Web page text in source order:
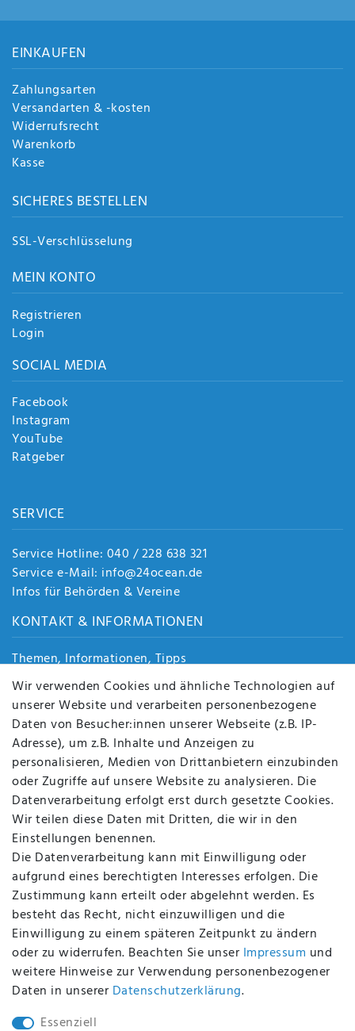
EINKAUFEN
Zahlungsarten
Versandarten & -kosten
Widerrufsrecht
Warenkorb
Kasse
SICHERES BESTELLEN
SSL-Verschlüsselung
MEIN KONTO
Registrieren
Login
SOCIAL MEDIA
Facebook
Instagram
YouTube
Ratgeber
SERVICE
Service Hotline: 040 / 228 638 321
Service e-Mail: info@24ocean.de
Infos für Behörden & Vereine
KONTAKT & INFORMATIONEN
Themen, Informationen, Tipps
Jobs
Über uns
Kontakt
Datenschutz
AGB
FAQ
Batterieentsorgung
Altölverordnung
Impressum
BEQUEM UND SICHER BEZAHLEN MIT
BEI UNS SIND SIE SICHER!
Wir verwenden Cookies und ähnliche Technologien auf
unserer Website und verarbeiten personenbezogene
Daten von Besucher:innen unserer Webseite (z.B. IP-
Adresse), um z.B. Inhalte und Anzeigen zu
personalisieren, Medien von Drittanbietern einzubinden
oder Zugriffe auf unsere Website zu analysieren. Die
Datenverarbeitung erfolgt erst durch gesetzte Cookies.
Wir teilen diese Daten mit Dritten, die wir in den
Einstellungen benennen.
Die Datenverarbeitung kann mit Einwilligung oder
aufgrund eines berechtigten Interesses erfolgen. Die
Zustimmung kann erteilt oder abgelehnt werden. Es
besteht das Recht, nicht einzuwilligen und die
Einwilligung zu einem späteren Zeitpunkt zu ändern
oder zu widerrufen. Beachten Sie unser Impressum und
weitere Hinweise zur Verwendung personenbezogener
Daten in unserer Daten­schutz­erklärung.
Essenziell